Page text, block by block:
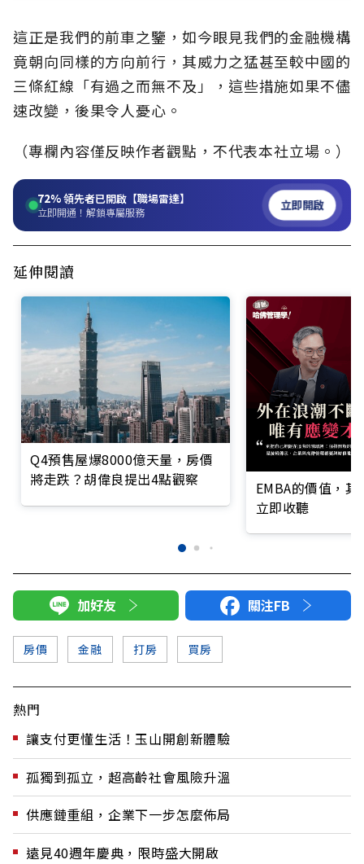
這正是我們的前車之鑒，如今眼見我們的金融機構
竟朝向同樣的方向前行，其威力之猛甚至較中國的
三條紅線「有過之而無不及」，這些措施如果不儘
速改變，後果令人憂心。
（專欄內容僅反映作者觀點，不代表本社立場。）
72%領先者已開啟【職場雷達】
立即開通！解鎖專屬服務 立即開啟
延伸閱讀
Q4預售屋爆8000億天量，房價
將走跌？胡偉良提出4點觀察
EMBA的價值，
立即收聽
加好友 關注FB
房價 金融 打房 買房
熱門
讓支付更懂生活！玉山開創新體驗
孤獨到孤立，超高齡社會風險升溫
供應鏈重組，企業下一步怎麼佈局
遠見40週年慶典，限時盛大開啟